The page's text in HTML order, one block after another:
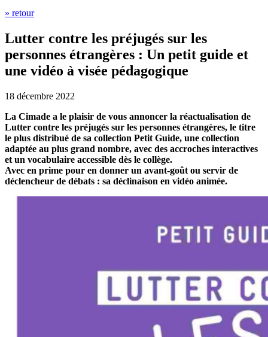
» retour
Lutter contre les préjugés sur les
personnes étrangères : Un petit guide et
une vidéo à visée pédagogique
18 décembre 2022
La Cimade a le plaisir de vous annoncer la réactualisation de
Lutter contre les préjugés sur les personnes étrangères, le titre
le plus distribué de sa collection Petit Guide, une collection
adaptée au plus grand nombre, avec des accroches interactives
et un vocabulaire accessible dès le collège.
Avec en prime pour en donner un avant-goût ou servir de
déclencheur de débats : sa déclinaison en vidéo animée.